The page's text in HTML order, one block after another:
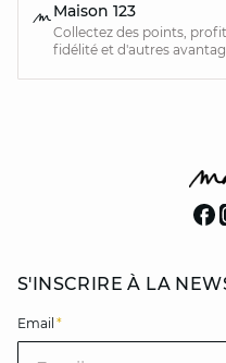
Maison 123
Collectez des points,
fidélité et d'autres
S'INSCRIRE À LA
Email *